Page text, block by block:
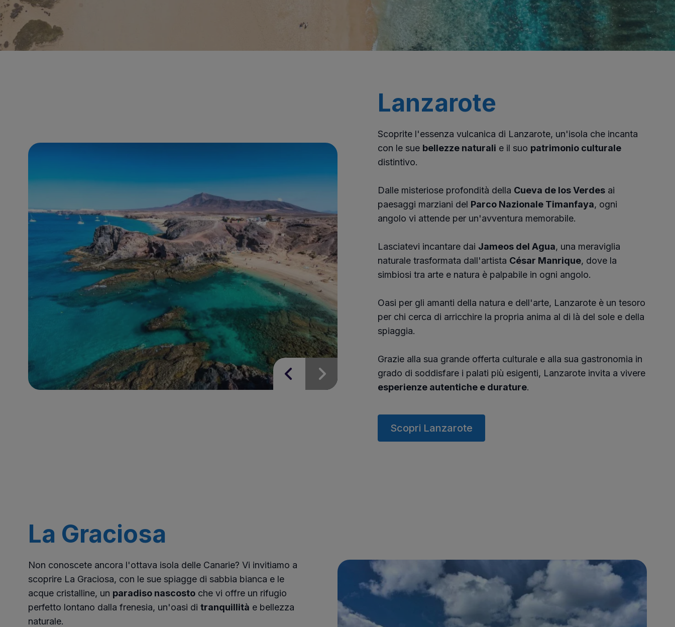
Lanzarote
Scoprite l'essenza vulcanica di Lanzarote, un'isola che incanta
con le sue bellezze naturali e il suo patrimonio culturale
distintivo.
Dalle misteriose profondità della Cueva de los Verdes ai
paesaggi marziani del Parco Nazionale Timanfaya, ogni
angolo vi attende per un'avventura memorabile.
Lasciatevi incantare dai Jameos del Agua, una meraviglia
naturale trasformata dall'artista César Manrique, dove la
simbiosi tra arte e natura è palpabile in ogni angolo.
Oasi per gli amanti della natura e dell'arte, Lanzarote è un tesoro
per chi cerca di arricchire la propria anima al di là del sole e della
spiaggia.
Grazie alla sua grande offerta culturale e alla sua gastronomia in
grado di soddisfare i palati più esigenti, Lanzarote invita a vivere
esperienze autentiche e durature.
Scopri Lanzarote
La Graciosa
Non conoscete ancora l'ottava isola delle Canarie? Vi invitiamo a
scoprire La Graciosa, con le sue spiagge di sabbia bianca e le
acque cristalline, un paradiso nascosto che vi offre un rifugio
perfetto lontano dalla frenesia, un'oasi di tranquillità e bellezza
naturale.